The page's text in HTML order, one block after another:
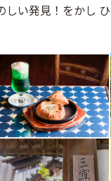
しい発見！をかし ひ